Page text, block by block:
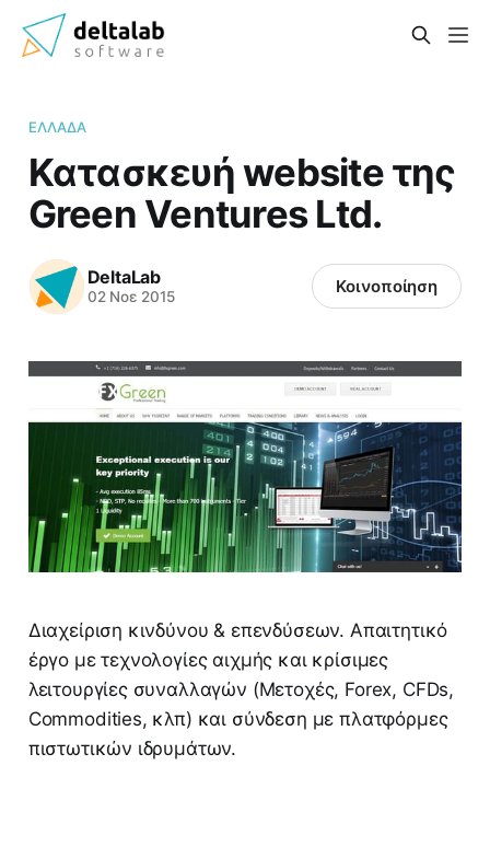
ΕΛΛΆΔΑ
Κατασκευή website της
Green Ventures Ltd.
DeltaLab
02 Νοε 2015 Κοινοποίηση
Διαχείριση κινδύνου & επενδύσεων. Απαιτητικό
έργο με τεχνολογίες αιχμής και κρίσιμες
λειτουργίες συναλλαγών (Μετοχές, Forex, CFDs,
Commodities, κλπ) και σύνδεση με πλατφόρμες
πιστωτικών ιδρυμάτων.